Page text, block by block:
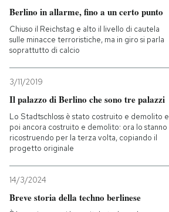
CALENDARIO
Entra
Berlino in allarme, fino a un certo punto
Chiuso il Reichstag e alto il livello di cautela
sulle minacce terroristiche, ma in giro si parla
soprattutto di calcio
3/11/2019
Il palazzo di Berlino che sono tre palazzi
Lo Stadtschloss è stato costruito e demolito e
poi ancora costruito e demolito: ora lo stanno
ricostruendo per la terza volta, copiando il
progetto originale
14/3/2024
Breve storia della techno berlinese